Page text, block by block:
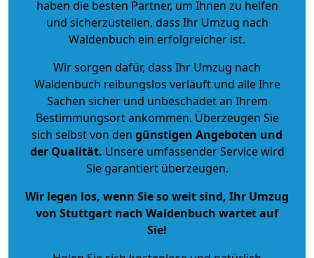
haben die besten Partner, um Ihnen zu helfen
und sicherzustellen, dass Ihr Umzug nach
Waldenbuch ein erfolgreicher ist.
Wir sorgen dafür, dass Ihr Umzug nach
Waldenbuch reibungslos verläuft und alle Ihre
Sachen sicher und unbeschadet an Ihrem
Bestimmungsort ankommen. Überzeugen Sie
sich selbst von den günstigen Angeboten und
der Qualität. Unsere umfassender Service wird
Sie garantiert überzeugen.
Wir legen los, wenn Sie so weit sind, Ihr Umzug
von Stuttgart nach Waldenbuch wartet auf
Sie!